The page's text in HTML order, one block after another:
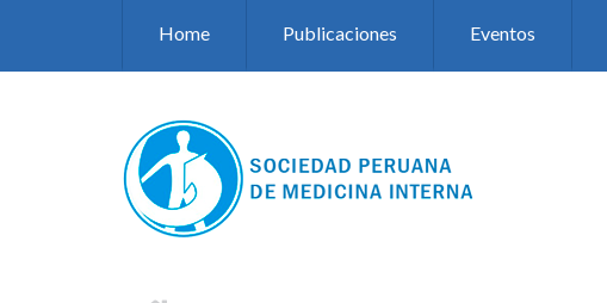
Home Publicaciones Eventos